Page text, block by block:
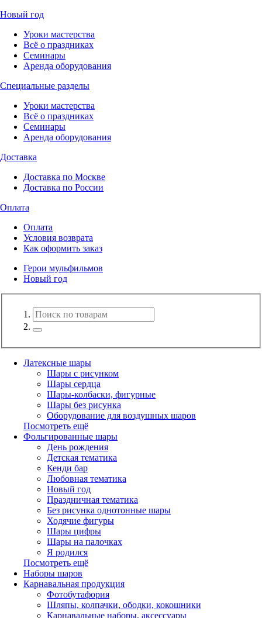
Новый год
Уроки мастерства
Всё о праздниках
Семинары
Аренда оборудования
Специальные разделы
Уроки мастерства
Всё о праздниках
Семинары
Аренда оборудования
Доставка
Доставка по Москве
Доставка по России
Оплата
Оплата
Условия возврата
Как оформить заказ
Герои мульфильмов
Новый год
Латексные шары
Шары с рисунком
Шары сердца
Шары-колбаски, фигурные
Шары без рисунка
Оборудование для воздушных шаров
Посмотреть ещё
Фольгированные шары
День рождения
Детская тематика
Кенди бар
Любовная тематика
Новый год
Праздничная тематика
Без рисунка однотонные шары
Ходячие фигуры
Шары цифры
Шары на палочках
Я родился
Посмотреть ещё
Наборы шаров
Карнавальная продукция
Фотобутафория
Шляпы, колпачки, ободки, кокошники
Карнавальные наборы, аксессуары